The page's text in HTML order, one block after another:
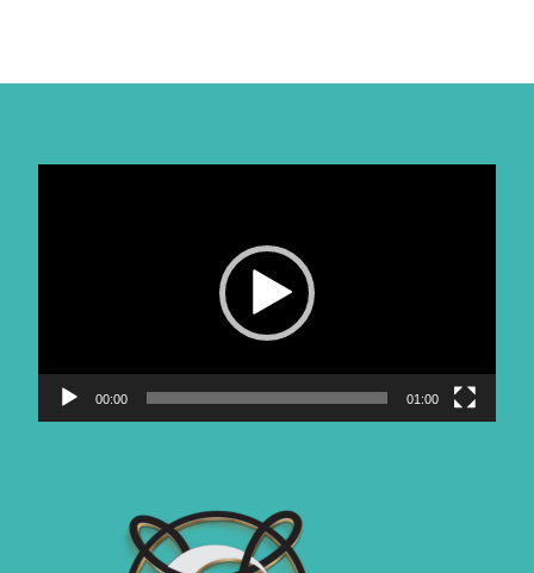
00:00 01:00